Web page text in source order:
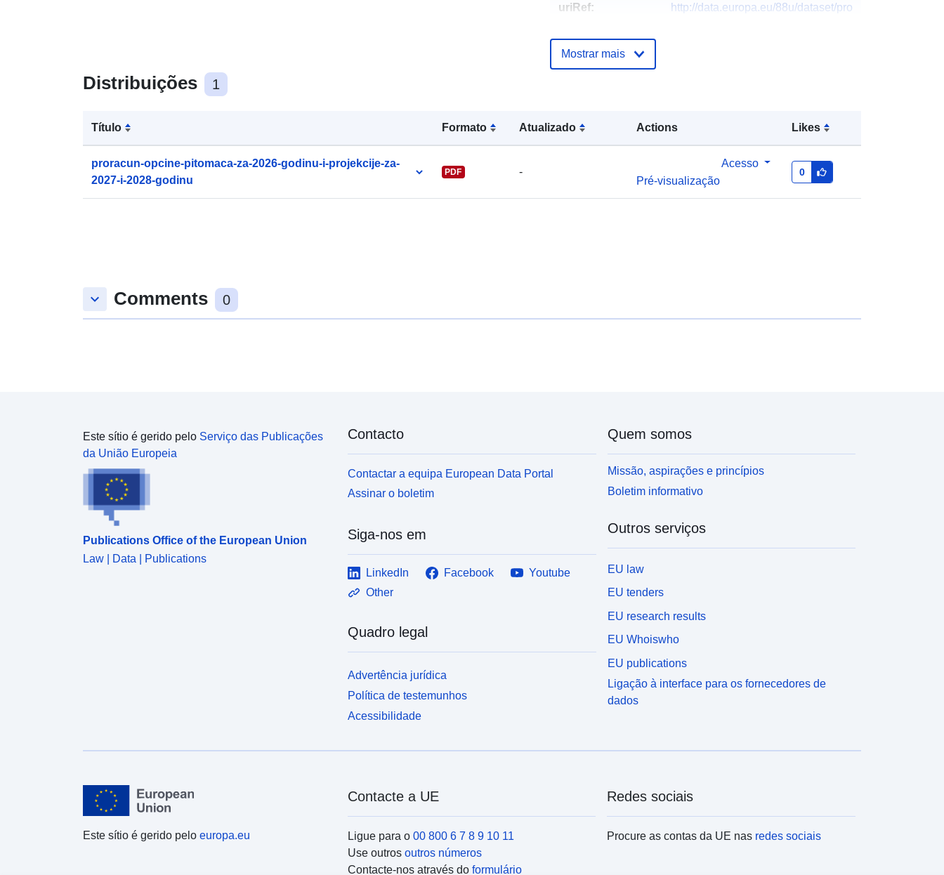
Distribuições 1
Título Formato Atualizado Actions Likes
proracun-opcine-pitomaca-za-2026-godinu-i-projekcije-za-
2027-i-2028-godinu
PDF -
Acesso
Pré-visualização
0
uriRef:
http://data.europa.eu/88u/dataset/pro
Mostrar mais
keyboard_arrow_down Comments 0
Este sítio é gerido pelo Serviço das Publicações
da União Europeia
Publications Office of the European Union
Law | Data | Publications
Contacto
Contactar a equipa European Data Portal
Assinar o boletim
Siga-nos em
LinkedIn Facebook
Youtube
Other
Quadro legal
Advertência jurídica
Política de testemunhos
Acessibilidade
Quem somos
Missão, aspirações e princípios
Boletim informativo
Outros serviços
EU law
EU tenders
EU research results
EU Whoiswho
EU publications
Ligação à interface para os fornecedores de
dados
Este sítio é gerido pelo europa.eu
Contacte a UE
Ligue para o 00 800 6 7 8 9 10 11
Use outros outros números
Contacte-nos através do formulário
Redes sociais
Procure as contas da UE nas redes sociais